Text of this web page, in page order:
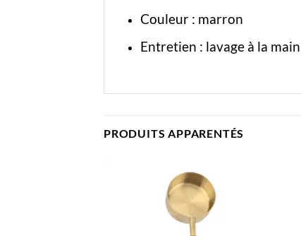
Couleur : marron
Entretien : lavage à la main
PRODUITS APPARENTÉS